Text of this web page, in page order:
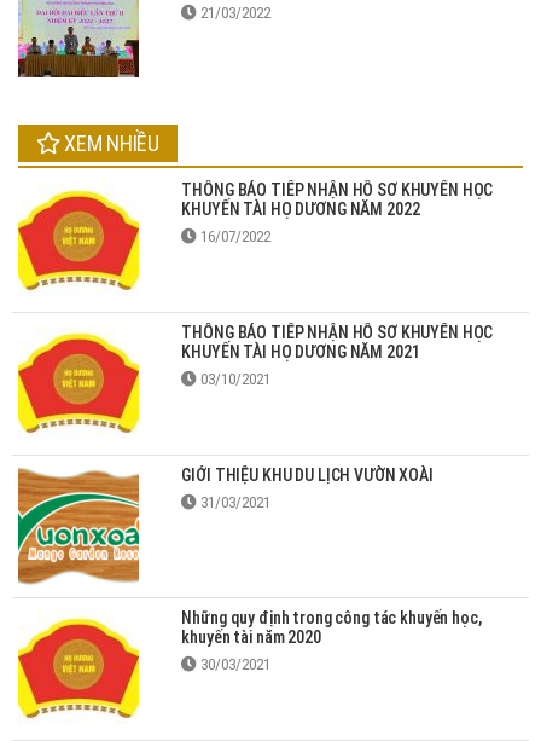
21/03/2022
XEM NHIỀU
THÔNG BÁO TIẾP NHẬN HỒ SƠ KHUYẾN HỌC
KHUYẾN TÀI HỌ DƯƠNG NĂM 2022
16/07/2022
THÔNG BÁO TIẾP NHẬN HỒ SƠ KHUYẾN HỌC
KHUYẾN TÀI HỌ DƯƠNG NĂM 2021
03/10/2021
GIỚI THIỆU KHU DU LỊCH VƯỜN XOÀI
31/03/2021
Những quy định trong công tác khuyến học,
khuyến tài năm 2020
30/03/2021